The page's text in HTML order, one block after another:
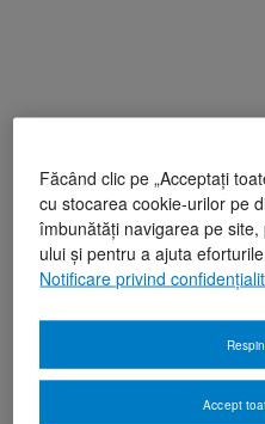
Făcând clic pe „Acceptați
cu stocarea cookie-urilor pe
îmbunătăți navigarea pe
ului și pentru a ajuta
Notificare privind
Accept